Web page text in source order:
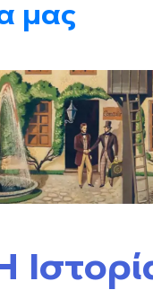
μας